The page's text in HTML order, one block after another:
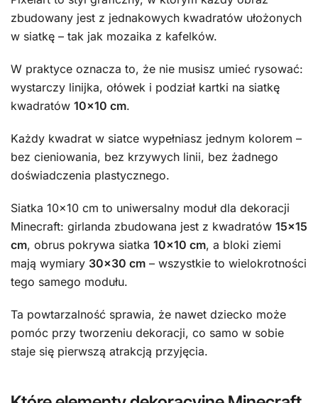
zbudowany jest z jednakowych kwadratów ułożonych
w siatkę – tak jak mozaika z kafelków.
W praktyce oznacza to, że nie musisz umieć rysować:
wystarczy linijka, ołówek i podział kartki na siatkę
kwadratów 10×10 cm.
Każdy kwadrat w siatce wypełniasz jednym kolorem –
bez cieniowania, bez krzywych linii, bez żadnego
doświadczenia plastycznego.
Siatka 10×10 cm to uniwersalny moduł dla dekoracji
Minecraft: girlanda zbudowana jest z kwadratów 15×15
cm, obrus pokrywa siatka 10×10 cm, a bloki ziemi
mają wymiary 30×30 cm – wszystkie to wielokrotności
tego samego modułu.
Ta powtarzalność sprawia, że nawet dziecko może
pomóc przy tworzeniu dekoracji, co samo w sobie
staje się pierwszą atrakcją przyjęcia.